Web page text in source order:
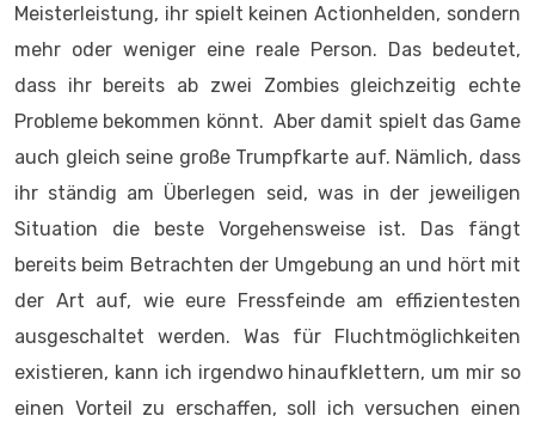
Meisterleistung, ihr spielt keinen Actionhelden, sondern
mehr oder weniger eine reale Person. Das bedeutet,
dass ihr bereits ab zwei Zombies gleichzeitig echte
Probleme bekommen könnt. Aber damit spielt das Game
auch gleich seine große Trumpfkarte auf. Nämlich, dass
ihr ständig am Überlegen seid, was in der jeweiligen
Situation die beste Vorgehensweise ist. Das fängt
bereits beim Betrachten der Umgebung an und hört mit
der Art auf, wie eure Fressfeinde am effizientesten
ausgeschaltet werden. Was für Fluchtmöglichkeiten
existieren, kann ich irgendwo hinaufklettern, um mir so
einen Vorteil zu erschaffen, soll ich versuchen einen